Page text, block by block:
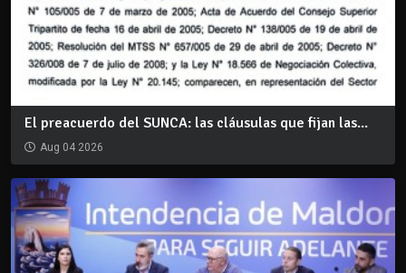
El preacuerdo del SUNCA: las cláusulas que fijan las...
Aug 04 2026